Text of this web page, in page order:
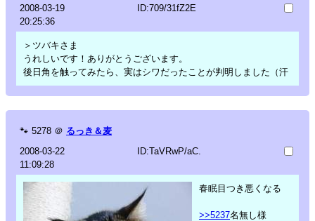
2008-03-19
20:25:36
ID:709/31fZ2E
＞ツバキさま
うれしいです！ありがとうございます。
後日角を触ってみたら、実はシワだったことが判明しました（汗
🐾 5278 ＠ るっき＆麦
2008-03-22
11:09:28
ID:TaVRwP/aC.
春眠目つき悪くなる
>>5237名無し様